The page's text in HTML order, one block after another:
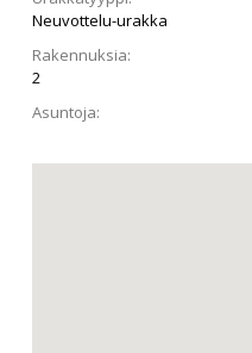
Neuvottelu-urakka
Rakennuksia:
2
Asuntoja: